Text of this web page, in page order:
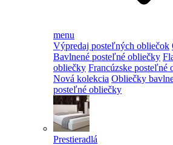
menu
Výpredaj posteľných obliečok
Bavlnené posteľné obliečky
obliečky Francúzske posteľné
Nová kolekcia Obliečky
posteľné obliečky
Prestieradlá